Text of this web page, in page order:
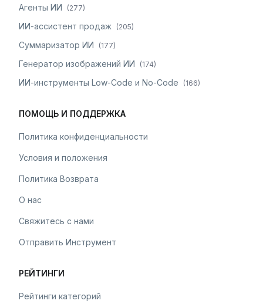
Агенты ИИ (277)
ИИ-ассистент продаж (205)
Суммаризатор ИИ (177)
Генератор изображений ИИ (174)
ИИ-инструменты Low-Code и No-Code (166)
ПОМОЩЬ И ПОДДЕРЖКА
Политика конфиденциальности
Условия и положения
Политика Возврата
О нас
Свяжитесь с нами
Отправить Инструмент
РЕЙТИНГИ
Рейтинги категорий